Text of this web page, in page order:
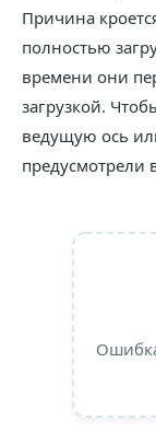
Причина
полностью
времени они
загрузкой.
ведущую ось
предусмотрели